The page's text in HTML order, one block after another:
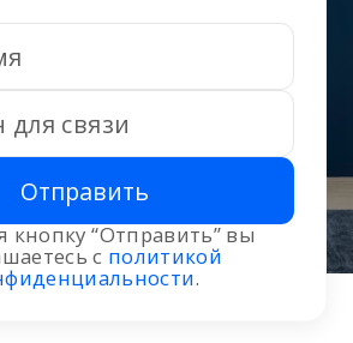
Отправить
“Отправить” вы
с политикой
.